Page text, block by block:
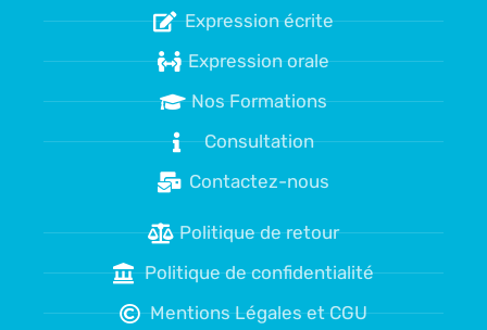
Expression écrite
Expression orale
Nos Formations
Consultation
Contactez-nous
Politique de retour
Politique de confidentialité
Mentions Légales et CGU